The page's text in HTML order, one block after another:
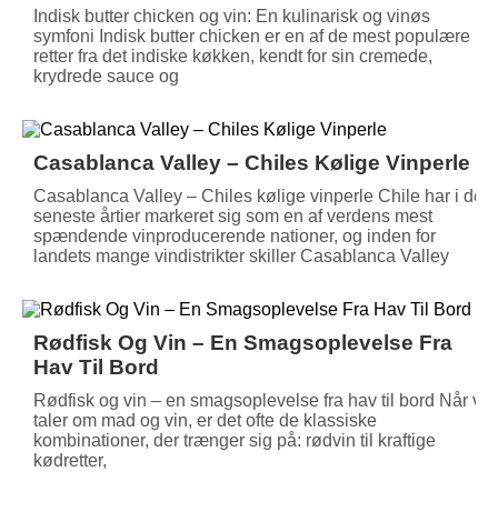
Indisk butter chicken og vin: En kulinarisk og vinøs
symfoni Indisk butter chicken er en af de mest populære
retter fra det indiske køkken, kendt for sin cremede,
krydrede sauce og
Casablanca Valley – Chiles Kølige Vinperle
Casablanca Valley – Chiles kølige vinperle Chile har i de
seneste årtier markeret sig som en af verdens mest
spændende vinproducerende nationer, og inden for
landets mange vindistrikter skiller Casablanca Valley
Rødfisk Og Vin – En Smagsoplevelse Fra
Hav Til Bord
Rødfisk og vin – en smagsoplevelse fra hav til bord Når vi
taler om mad og vin, er det ofte de klassiske
kombinationer, der trænger sig på: rødvin til kraftige
kødretter,